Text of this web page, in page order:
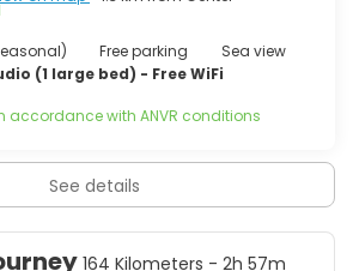
Free parking
Sea view
(1 large bed) - Free WiFi
accordance with ANVR conditions
See details
164 Kilometers - 2h 57m